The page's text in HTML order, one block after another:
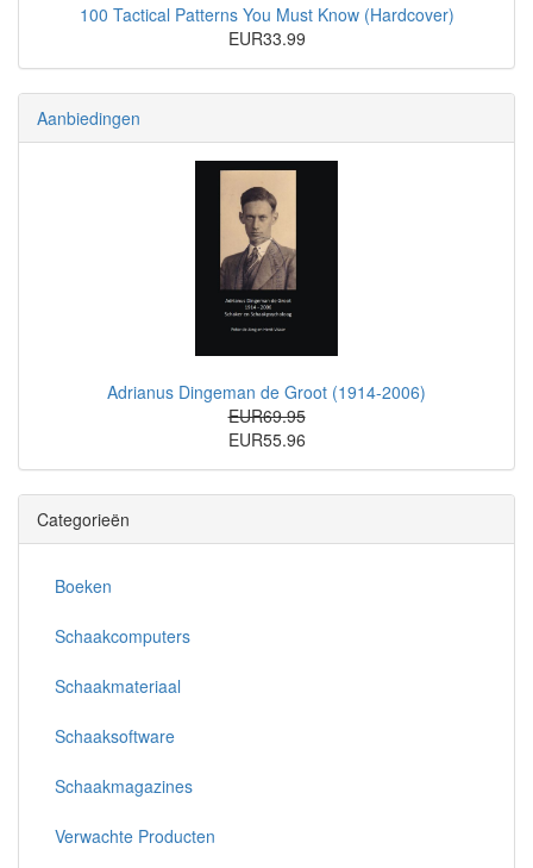
100 Tactical Patterns You Must Know (Hardcover)
EUR33.99
Aanbiedingen
Adrianus Dingeman de Groot (1914-2006)
EUR69.95
EUR55.96
Categorieën
Boeken
Schaakcomputers
Schaakmateriaal
Schaaksoftware
Schaakmagazines
Verwachte Producten